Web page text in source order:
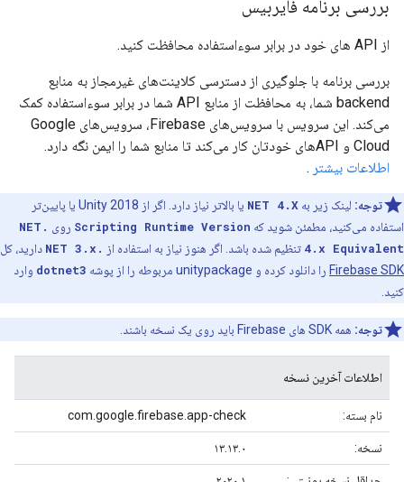
بررسی برنامه فایربیس
از API های خود در برابر سوءاستفاده محافظت کنید.
بررسی برنامه با جلوگیری از دسترسی کلاینت‌های غیرمجاز به منابع
backend شما، به محافظت از منابع API شما در برابر سوءاستفاده کمک
می‌کند. این سرویس با سرویس‌های Firebase، سرویس‌های Google
Cloud و APIهای خودتان کار می‌کند تا منابع شما را ایمن نگه دارد.
اطلاعات بیشتر .
توجه: لینک زیر به NET 4.X
یا بالاتر نیاز دارد. اگر از Unity 2018 یا پایین‌تر
استفاده می‌کنید، مطمئن شوید که Scripting Runtime Version روی
.NET
4.x Equivalent تنظیم شده باشد. اگر هنوز نیاز به استفاده از .NET 3.x
دارید، کل
Firebase SDK را دانلود کرده و unitypackage مربوطه را از پوشه dotnet3 وارد
کنید.
توجه: همه SDK های Firebase باید روی یک نسخه باشند.
اطلاعات آخرین نسخه
نام بسته: com.google.firebase.app-check
نسخه: ۱۳.۱۳.۰